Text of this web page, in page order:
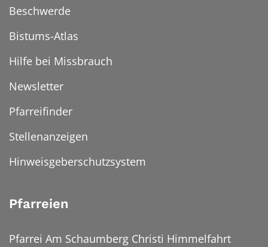
Beschwerde
Bistums-Atlas
Hilfe bei Missbrauch
Newsletter
Pfarreifinder
Stellenanzeigen
Hinweisgeberschutzsystem
Pfarreien
Pfarrei Am Schaumberg Christi Himmelfahrt